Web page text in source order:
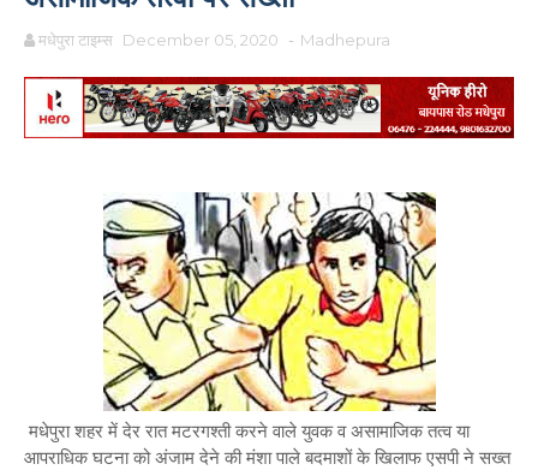
मधेपुरा टाइम्स December 05, 2020 - Madhepura
मधेपुरा शहर में देर रात मटरगश्ती करने वाले युवक व असामाजिक तत्व या
आपराधिक घटना को अंजाम देने की मंशा पाले बदमाशों के खिलाफ एसपी ने सख्त